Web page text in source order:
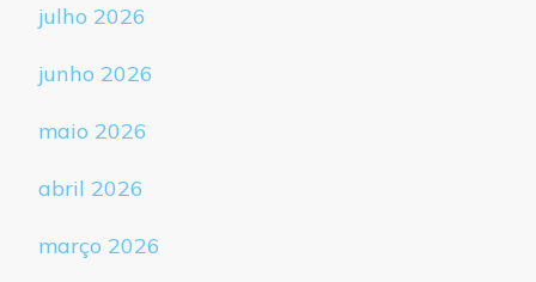
julho 2026
junho 2026
maio 2026
abril 2026
março 2026